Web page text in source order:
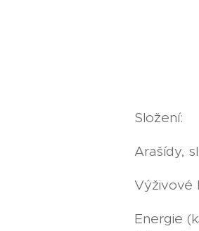
Složení:
Arašídy,
Výživové
Energie